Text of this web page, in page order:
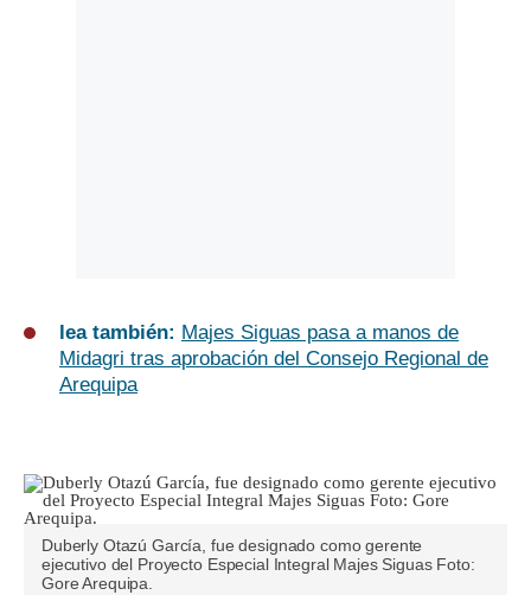
lea también: Majes Siguas pasa a manos de
Midagri tras aprobación del Consejo Regional de
Arequipa
Duberly Otazú García, fue designado como gerente
ejecutivo del Proyecto Especial Integral Majes Siguas Foto:
Gore Arequipa.